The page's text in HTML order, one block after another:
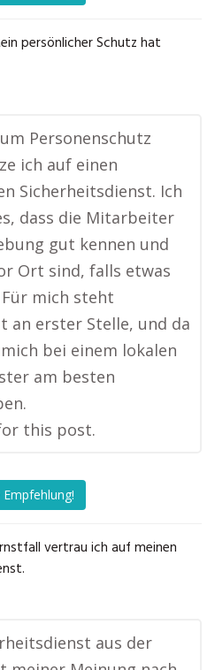
persönlicher Schutz hat
Personenschutz
ich auf einen
Sicherheitsdienst. Ich
dass die Mitarbeiter
gut kennen und
Ort sind, falls etwas
mich steht
an erster Stelle, und da
bei einem lokalen
am besten
this post.
vertrau ich auf meinen
aus der